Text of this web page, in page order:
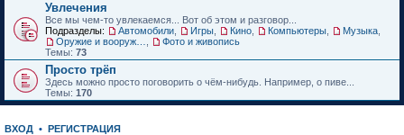
Увлечения
Все мы чем-то увлекаемся... Вот об этом и разговор...
Подразделы:
Автомобили Игры Кино Компьютеры Музыка
Фото и живопись
Темы: 73
Просто трёп
Здесь можно просто поговорить о чём-нибудь. Например, о пиве...
Темы: 170
ВХОД • РЕГИСТРАЦИЯ